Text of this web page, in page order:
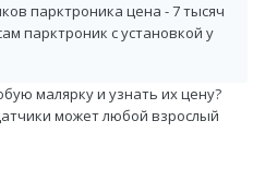
парктроника цена - 7 тысяч
парктроник с установкой у
малярку и узнать их цену?
может любой взрослый